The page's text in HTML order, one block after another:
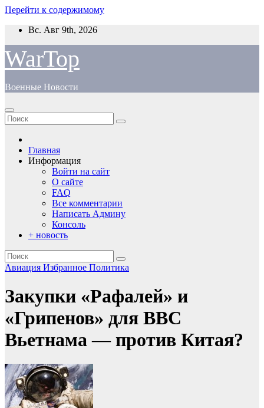
Перейти к содержимому
Вс. Авг 9th, 2026
WarTop
Военные Новости
Главная
Информация
Войти на сайт
О сайте
FAQ
Все комментарии
Написать Админу
Консоль
+ новость
Авиация Избранное Политика
Закупки «Рафалей» и
«Грипенов» для ВВС
Вьетнама — против Китая?